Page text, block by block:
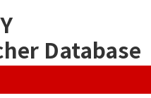
Database